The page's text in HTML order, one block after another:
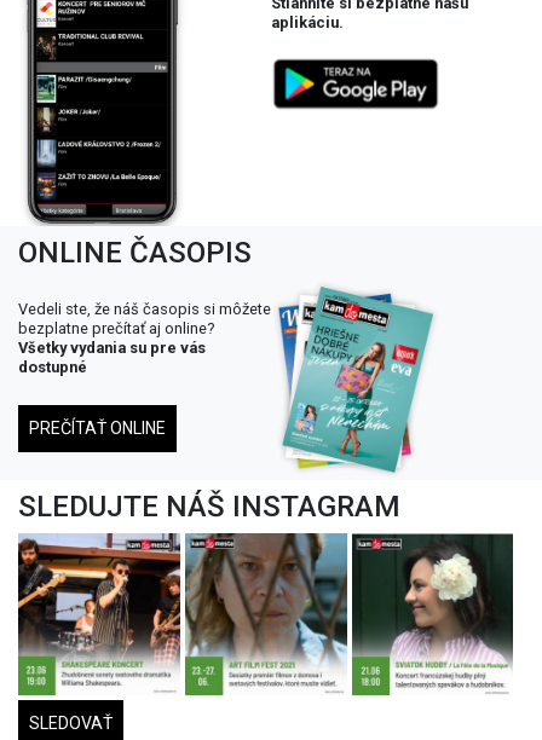
ONLINE ČASOPIS
Vedeli ste, že náš časopis si môžete
bezplatne prečítať aj online?
Všetky vydania su pre vás
dostupné
PREČÍTAŤ ONLINE
SLEDUJTE NÁŠ INSTAGRAM
PRIDAŤ PODUJATIE
Kontakt Štatistiky Na stiahnutie Pridať podujatie
VOP a GDPR